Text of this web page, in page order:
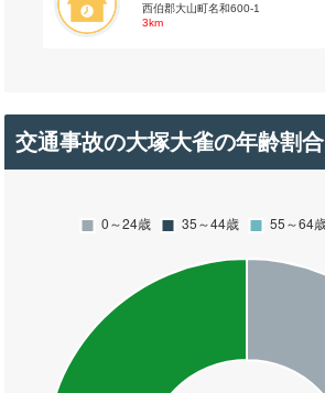
西伯郡大山町名和600-1
3km
交通事故の大塚大雀の年齢割合